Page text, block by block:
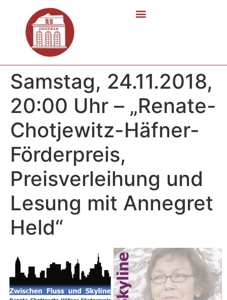
Samstag, 24.11.2018,
20:00 Uhr – „Renate-
Chotjewitz-Häfner-
Förderpreis,
Preisverleihung und
Lesung mit Annegret
Held“